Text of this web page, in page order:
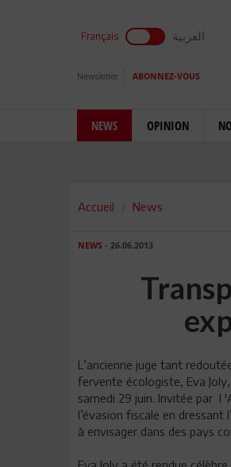
Français العربية
Newsletter ABONNEZ-VOUS
NEWS OPINION
Accueil News
NEWS - 26.06.2013
L’ancienne juge tant
fervente écologiste, Eva
samedi 29 juin. Invitée par l
l’évasion fiscale en
à envisager dans des pays